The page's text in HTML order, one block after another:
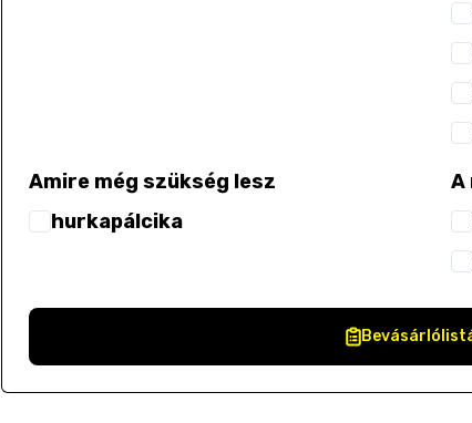
Amire még szükség lesz
hurkapálcika
A